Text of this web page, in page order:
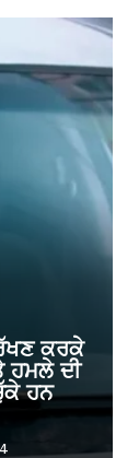
ਕਰਕੇ
ਹਮਲੇ ਦੀ
ਹਨ